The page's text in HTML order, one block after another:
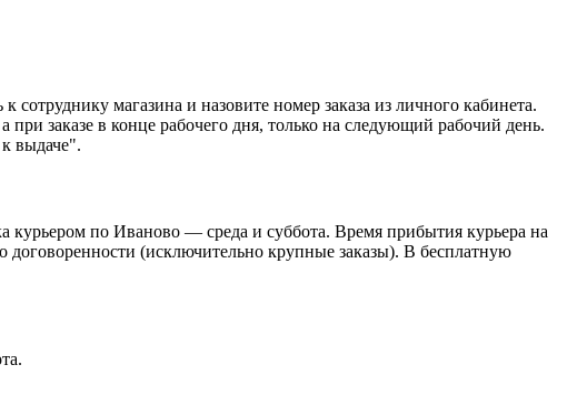
к сотруднику магазина и назовите номер заказа из личного кабинета.
заказе в конце рабочего дня, только на следующий рабочий день.
выдаче".
по Иваново — среда и суббота. Время прибытия курьера на
договоренности (исключительно крупные заказы). В бесплатную